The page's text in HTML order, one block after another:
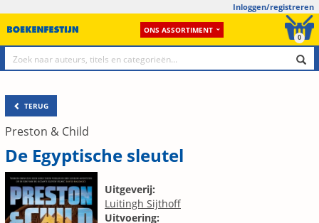
Inloggen/registreren
ONS ASSORTIMENT
0
TERUG
Preston & Child
De Egyptische sleutel
Uitgeverij:
Luitingh Sijthoff
Uitvoering: